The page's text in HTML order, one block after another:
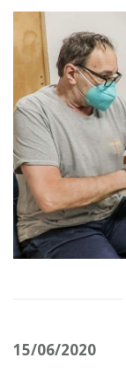
15/06/2020